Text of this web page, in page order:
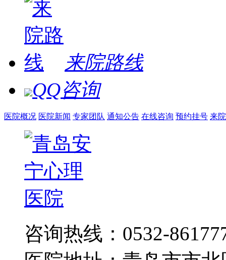
来院路线
QQ咨询
医院概况 医院新闻 专家团队 通知公告 在线咨询 预约挂号 来
咨询热线：0532-